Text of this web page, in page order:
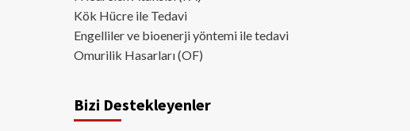
Kök Hücre ile Tedavi
Engelliler ve bioenerji yöntemi ile tedavi
Omurilik Hasarları (OF)
Bizi Destekleyenler